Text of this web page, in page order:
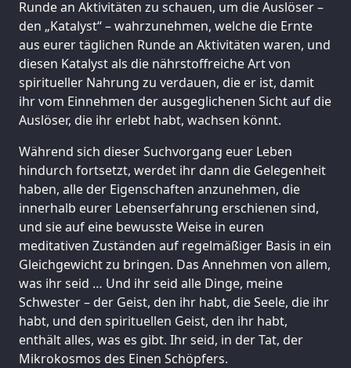
Runde an Aktivitäten zu schauen, um die Auslöser –
den „Katalyst“ – wahrzunehmen, welche die Ernte
aus eurer täglichen Runde an Aktivitäten waren, und
diesen Katalyst als die nährstoffreiche Art von
spiritueller Nahrung zu verdauen, die er ist, damit
ihr vom Einnehmen der ausgeglichenen Sicht auf die
Auslöser, die ihr erlebt habt, wachsen könnt.
Während sich dieser Suchvorgang euer Leben
hindurch fortsetzt, werdet ihr dann die Gelegenheit
haben, alle der Eigenschaften anzunehmen, die
innerhalb eurer Lebenserfahrung erschienen sind,
und sie auf eine bewusste Weise in euren
meditativen Zuständen auf regelmäßiger Basis in ein
Gleichgewicht zu bringen. Das Annehmen von allem,
was ihr seid … Und ihr seid alle Dinge, meine
Schwester – der Geist, den ihr habt, die Seele, die ihr
habt, und den spirituellen Geist, den ihr habt,
enthält alles, was es gibt. Ihr seid, in der Tat, der
Mikrokosmos des Einen Schöpfers.